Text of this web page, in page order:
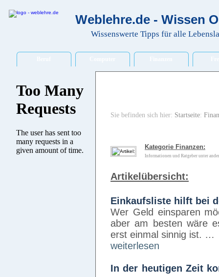
Weblehre.de - Wissen
Wissenswerte Tipps für alle
Sie befinden sich hier: Startseite:
Kategorie Finanzen:
Informationen und Ratgeber unter
Artikelübersicht:
Einkaufsliste hilft bei
Wer Geld einsparen
aber am besten wäre
erst einmal sinnig ist. …
weiterlesen
In der heutigen Zeit